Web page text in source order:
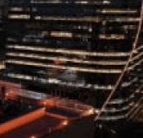
por delivery nos
e promove
Morro da Urca